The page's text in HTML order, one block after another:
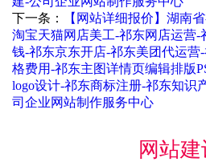
下一条：
【网站详细报价】湖南
淘宝天猫网店美工-祁东网店运营
钱-祁东京东开店-祁东美团代运营
格费用-祁东主图详情页编辑排版
logo设计-祁东商标注册-祁东知识
司企业网站制作服务中心
网站建